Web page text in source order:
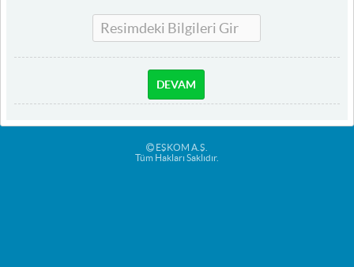
DEVAM
EŞKOM A.Ş.
Tüm Hakları Saklıdır.